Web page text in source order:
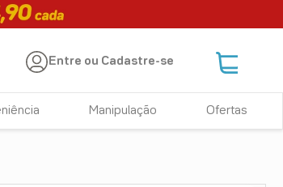
Entre ou Cadastre-se
Manipulação Ofertas